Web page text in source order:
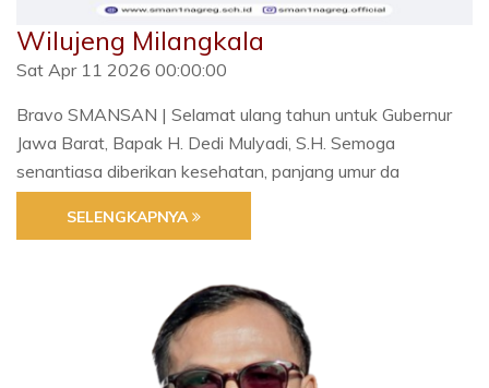
Wilujeng Milangkala
Sat Apr 11 2026 00:00:00
Bravo SMANSAN | Selamat ulang tahun untuk Gubernur
Jawa Barat, Bapak H. Dedi Mulyadi, S.H. Semoga
senantiasa diberikan kesehatan, panjang umur da
SELENGKAPNYA